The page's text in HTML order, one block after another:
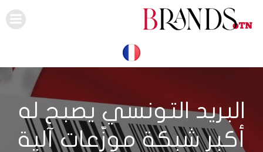
البريد التونسي يصبح له
أكبر شبكة موزّعات آلية